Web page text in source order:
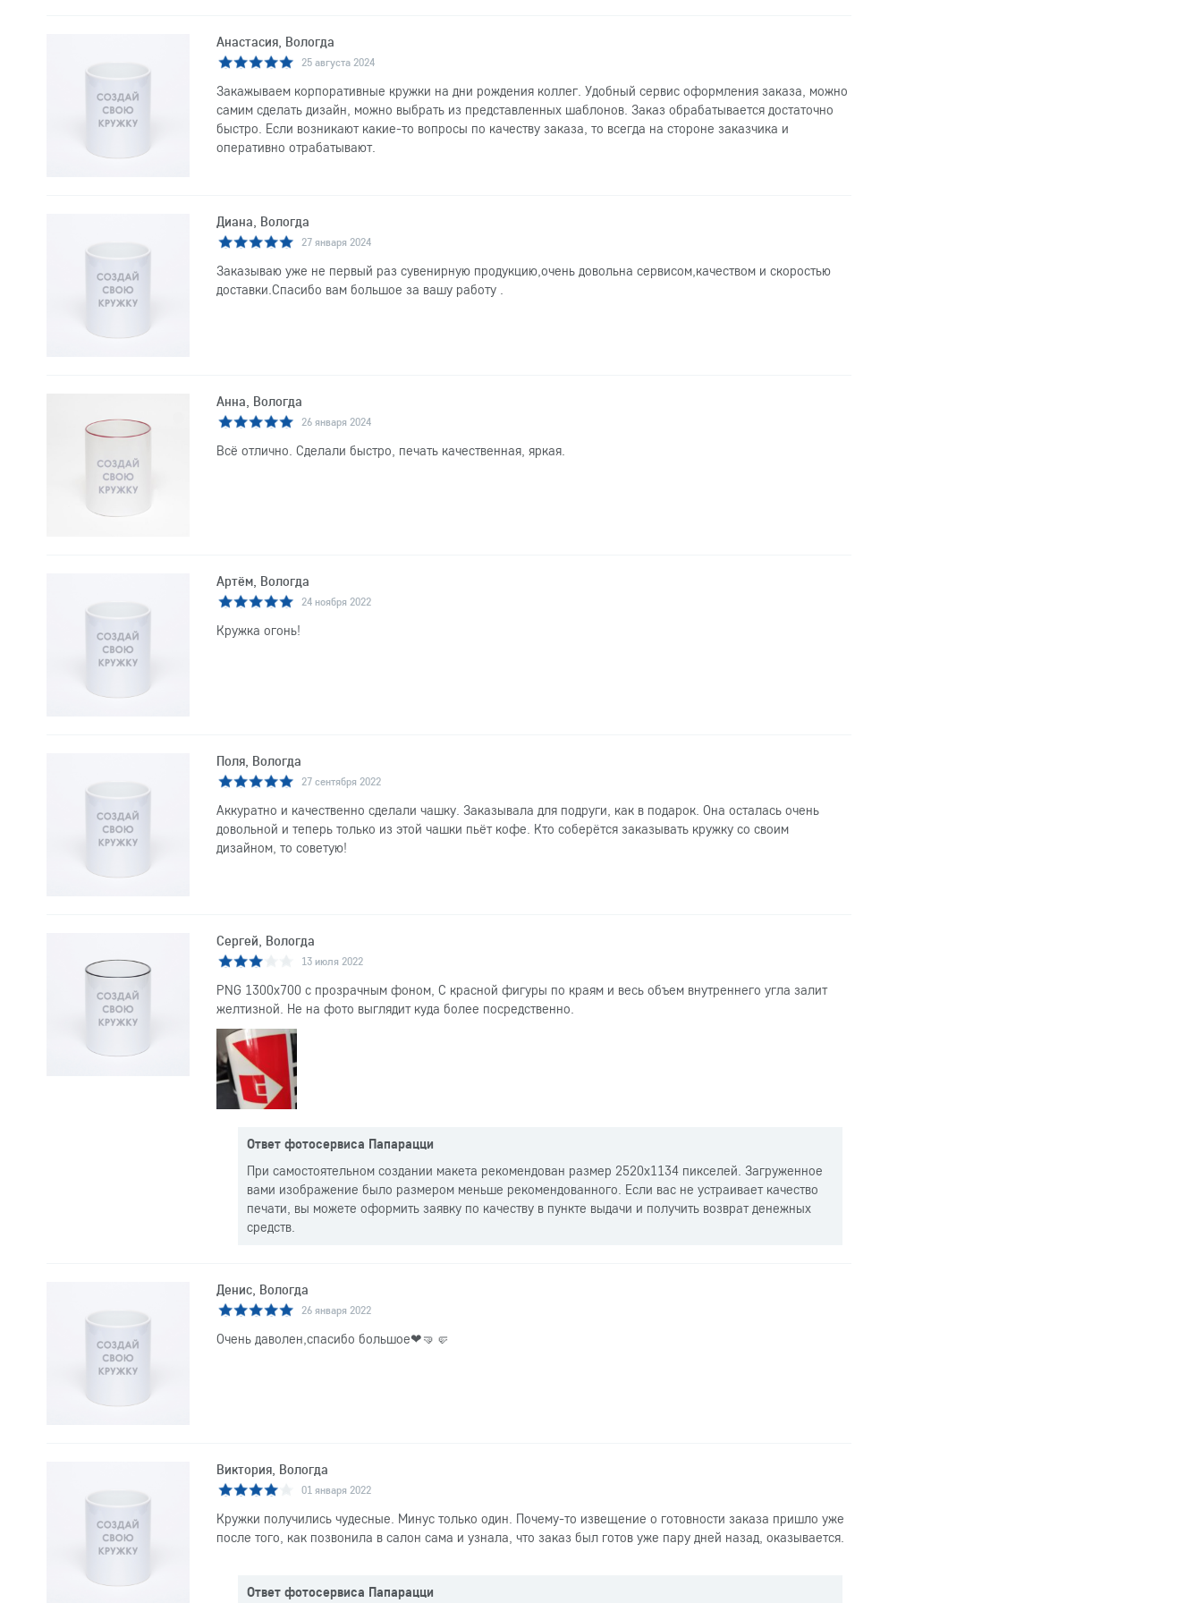
Анастасия, Вологда
25 августа 2024
Закажываем корпоративные кружки на дни рождения коллег. Удобный сервис оформления заказа, можно
самим сделать дизайн, можно выбрать из представленных шаблонов. Заказ обрабатывается достаточно
быстро. Если возникают какие-то вопросы по качеству заказа, то всегда на стороне заказчика и
оперативно отрабатывают.
Диана, Вологда
27 января 2024
Заказываю уже не первый раз сувенирную продукцию,очень довольна сервисом,качеством и скоростью
доставки.Спасибо вам большое за вашу работу .
Анна, Вологда
26 января 2024
Всё отлично. Сделали быстро, печать качественная, яркая.
Артём, Вологда
24 ноября 2022
Кружка огонь!
Поля, Вологда
27 сентября 2022
Аккуратно и качественно сделали чашку. Заказывала для подруги, как в подарок. Она осталась очень
довольной и теперь только из этой чашки пьёт кофе. Кто соберётся заказывать кружку со своим
дизайном, то советую!
Сергей, Вологда
13 июля 2022
PNG 1300x700 с прозрачным фоном, С красной фигуры по краям и весь объем внутреннего угла залит
желтизной. Не на фото выглядит куда более посредственно.
Ответ фотосервиса Папарацци
При самостоятельном создании макета рекомендован размер 2520x1134 пикселей. Загруженное
вами изображение было размером меньше рекомендованного. Если вас не устраивает качество
печати, вы можете оформить заявку по качеству в пункте выдачи и получить возврат денежных
средств.
Денис, Вологда
26 января 2022
Очень даволен,спасибо большое❤🤜🤛
Виктория, Вологда
01 января 2022
Кружки получились чудесные. Минус только один. Почему-то извещение о готовности заказа пришло уже
после того, как позвонила в салон сама и узнала, что заказ был готов уже пару дней назад, оказывается.
Ответ фотосервиса Папарацци